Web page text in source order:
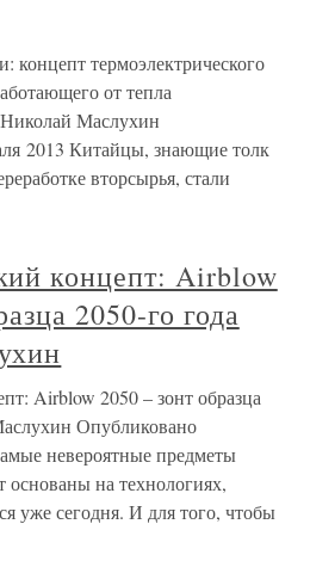
концепт термоэлектрического
от тепла
Маслухин
2013 Китайцы, знающие толк
вторсырья, стали
концепт: Airblow
2050-го года
Airblow 2050 – зонт образца
Опубликовано
невероятные предметы
основаны на технологиях,
уже сегодня. И для того, чтобы